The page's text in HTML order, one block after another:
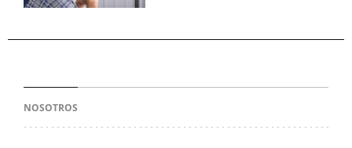
NOSOTROS